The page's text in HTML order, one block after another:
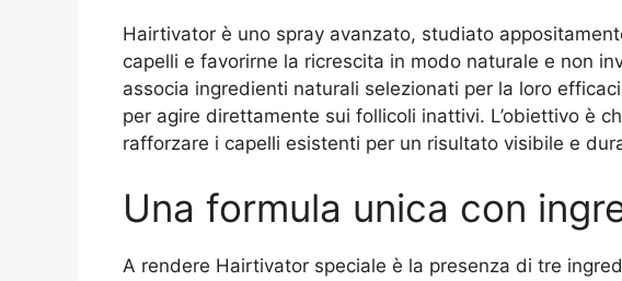
Hairtivator è uno spray avanzato, studiato
capelli e favorirne la ricrescita in modo naturale e non
associa ingredienti naturali selezionati per la loro
per agire direttamente sui follicoli inattivi. L’obiettivo è
rafforzare i capelli esistenti per un risultato visibile e
Una formula unica con
A rendere Hairtivator speciale è la presenza di tre